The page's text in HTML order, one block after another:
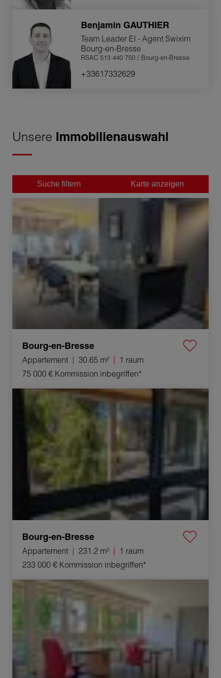
Benjamin GAUTHIER
Team Leader EI - Agent Swixim
Bourg-en-Bresse
RSAC 513 440 750 / Bourg-en-Bresse
+33617332629
Unsere Immobilienauswahl
Suche filtern Karte anzeigen
Verkauf Appartement Bourg-en-Bresse 1 raum 30.65 m²
Bourg-en-Bresse
Appartement 30.65 m²
1 raum
75 000 € Kommission inbegriffen*
Verkauf Appartement Bourg-en-Bresse 1 raum 231.2 m²
Bourg-en-Bresse
Appartement 231.2 m²
1 raum
233 000 € Kommission inbegriffen*
Verkauf Appartement Bourg-en-Bresse 1 raum 45.66 m²